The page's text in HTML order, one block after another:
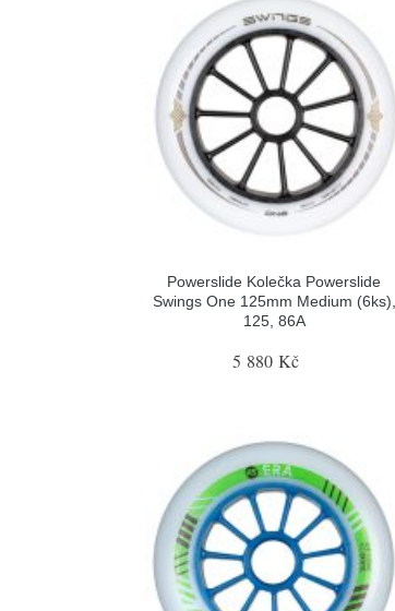
Powerslide Kolečka Powerslide
Swings One 125mm Medium (6ks),
125, 86A
5 880 Kč